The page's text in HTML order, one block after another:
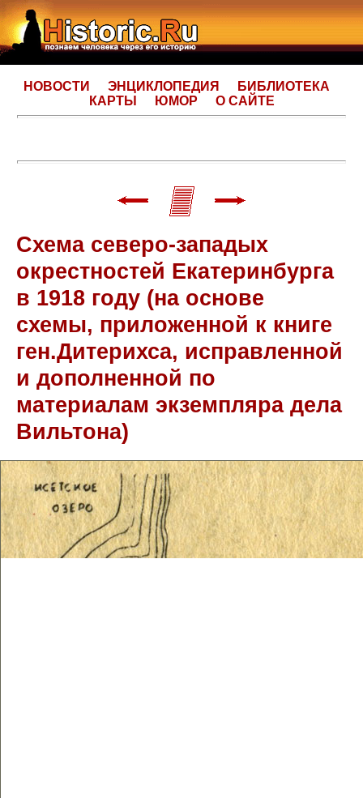
НОВОСТИ ЭНЦИКЛОПЕДИЯ
БИБЛИОТЕКА
КАРТЫ
ЮМОР О САЙТЕ
Схема северо-западых
окрестностей Екатеринбурга
в 1918 году (на основе
схемы, приложенной к книге
ген.Дитерихса, исправленной
и дополненной по
материалам экземпляра дела
Вильтона)